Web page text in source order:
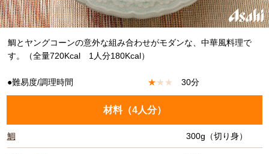
鯛とヤングコーンの意外な組み合わせがモダンな、中華風料理で
す。（全量720Kcal 1人分180Kcal）
●難易度/調理時間 ★★ ★ 30分
材料（4人分）
鯛 300g（切り身）